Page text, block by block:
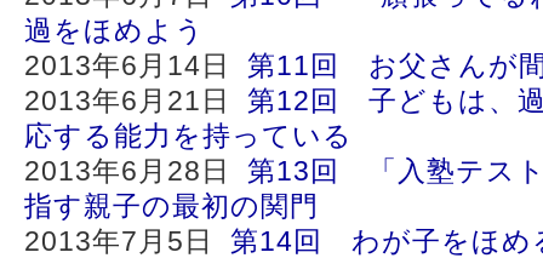
過をほめよう
2013年6月14日 第11回 お父さんが
2013年6月21日 第12回 子どもは、
応する能力を持っている
2013年6月28日 第13回 「入塾テス
指す親子の最初の関門
2013年7月5日 第14回 わが子をほめ